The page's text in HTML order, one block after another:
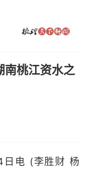
南桃江资水之
电 (李胜财 杨